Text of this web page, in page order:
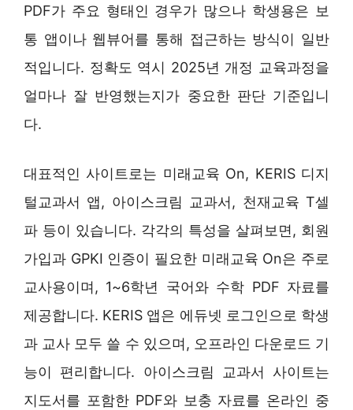
PDF가 주요 형태인 경우가 많으나 학생용은 보
통 앱이나 웹뷰어를 통해 접근하는 방식이 일반
적입니다. 정확도 역시 2025년 개정 교육과정을
얼마나 잘 반영했는지가 중요한 판단 기준입니
다.
대표적인 사이트로는 미래교육 On, KERIS 디지
털교과서 앱, 아이스크림 교과서, 천재교육 T셀
파 등이 있습니다. 각각의 특성을 살펴보면, 회원
가입과 GPKI 인증이 필요한 미래교육 On은 주로
교사용이며, 1~6학년 국어와 수학 PDF 자료를
제공합니다. KERIS 앱은 에듀넷 로그인으로 학생
과 교사 모두 쓸 수 있으며, 오프라인 다운로드 기
능이 편리합니다. 아이스크림 교과서 사이트는
지도서를 포함한 PDF와 보충 자료를 온라인 중